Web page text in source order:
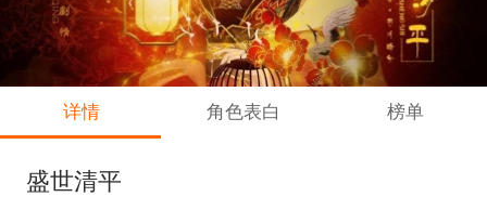
详情 角色表白 榜单
盛世清平